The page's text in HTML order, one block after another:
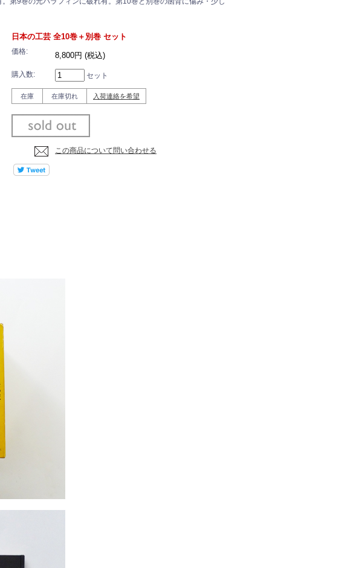
日本の工芸 全10巻＋別巻 セット
価格: 8,800円 (税込)
購入数: セット
在庫 在庫切れ 入荷連絡を希望
この商品について問い合わせる